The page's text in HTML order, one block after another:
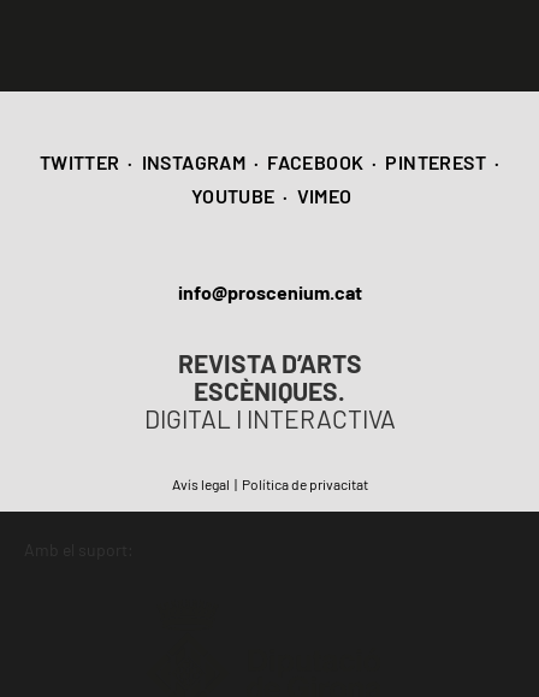
REVISTA D’ARTS
ESCÈNIQUES.
DIGITAL I INTERACTIVA
Avís legal | Política de privacitat
TWITTER · INSTAGRAM · FACEBOOK · PINTEREST ·
YOUTUBE · VIMEO
info@proscenium.cat